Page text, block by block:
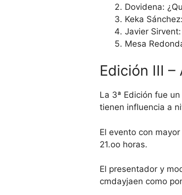
Dovidena:
Keka
Javier
Mesa
Edición III –
La 3ª Edición fue
tienen influencia a
El evento con
21.oo horas.
El presentador y
cmdayjaen como